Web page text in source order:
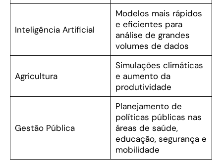
Inteligência Artificial
Modelos mais rápidos
e eficientes para
análise de grandes
volumes de dados
Agricultura
Simulações climáticas
e aumento da
produtividade
Gestão Pública
Planejamento de
políticas públicas nas
áreas de saúde,
educação, segurança e
mobilidade